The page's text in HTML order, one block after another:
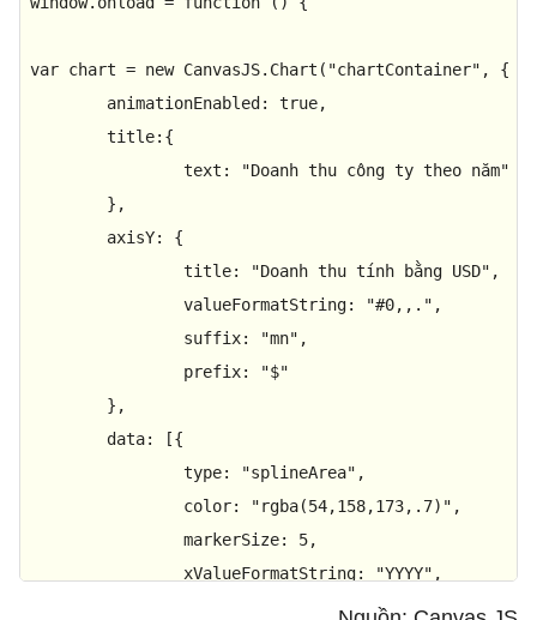
var chart = new CanvasJS. Chart ( "chartContainer" , {
animationEnabled : true,
title:{
text :
"Doanh thu công ty theo năm"
axisY: {
title: "Doanh thu tính bằng USD" ,
valueFormatString: "#0,,." ,
suffix: "mn" ,
prefix:
"$"
data: [{
type: "splineArea" ,
color: "rgba(54,158,173,.7)" ,
markerSize: 5,
xValueFormatString: "YYYY" ,
yValueFormatString
"$#,##0.##"